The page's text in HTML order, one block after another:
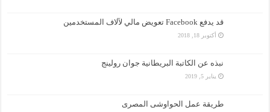
قد يدفع Facebook تعويض مالي لآلاف المستخدمين
أكتوبر 18, 2018
نبذه عن الكاتبة البريطانية جوان رولينج
يناير 5, 2019
طريقة عمل الحواوشى المصرى